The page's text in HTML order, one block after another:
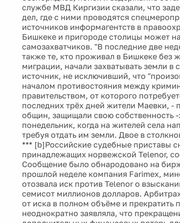
службе МВД Киргизии сказали, что
дел, где с ними проводятся
источников информагентств в
Бишкеке и пригороде столицы может
самозахватчиков. "В последние две
также те, кто проживал в Бишкеке без
миграции, начали захватывать земли
источник, не исключивший, что
началом противостояния между
правительством, от которого
последних трёх дней жители Маевки, -
общин, защищали свою собственность
понедельник, когда на жителей села
требуя отдать им земли. Двое в
*** [b]Российские судебные приставы
принадлежащих норвежской Telenor,
Сообщение было обнародовано на
прошлой неделе компания Farimex,
отозвала иск против Telenor о
семисот миллионов долларов.
от иска в полном объёме и прекратить
неоднократно заявляла, что